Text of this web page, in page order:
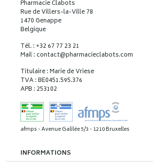
Pharmacie Clabots
Rue de Villers-la-Ville 78
1470 Genappe
Belgique
Tél. : +32 67 77 23 21
Mail : contact@pharmacieclabots.com
Titulaire : Marie de Vriese
TVA : BE0451.595.376
APB : 253102
afmps - Avenue Galilée 5/3 - 1210 Bruxelles
INFORMATIONS